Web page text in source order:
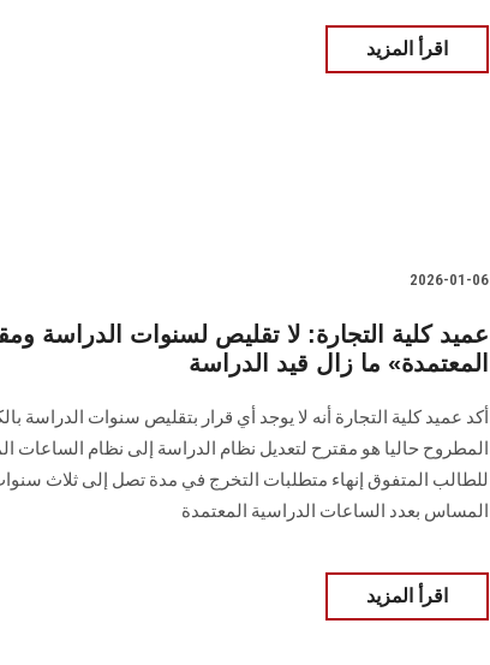
اقرأ المزيد
2026-01-06
عميد كلية التجارة: لا تقليص لسنوات الدراسة
المعتمدة» ما زال قيد الدراسة
أكد عميد كلية التجارة أنه لا يوجد أي قرار بتقليص سنوات الدراسة
المطروح حاليا هو مقترح لتعديل نظام الدراسة إلى نظام الساعات
للطالب المتفوق إنهاء متطلبات التخرج في مدة تصل إلى ثلاث
المساس بعدد الساعات الدراسية المعتمدة
اقرأ المزيد